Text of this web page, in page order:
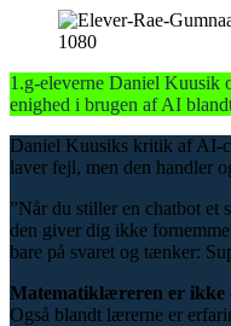
1.g-eleverne Daniel Kuusik
enighed i brugen af AI
Daniel Kuusiks kritik af AI-
laver fejl, men den handler
”Når du stiller en chatbot et
den giver dig ikke
bare på svaret og tænker:
Matematiklæreren er ikke
Også blandt lærerne er